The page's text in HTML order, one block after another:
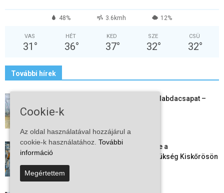
48% 3.6kmh 12%
VAS
31 °
HÉT
36°
KED
37°
SZE
32°
CSÜ
32°
További hírek
Megszűnt a kiskőrösi női kézilabdacsapat –
egy korszak ért véget
Aktuális állásajánlatok: ezekre a
munkavállalókra van most szükség Kiskőrösön
és a...
2026-08-07
Cookie-k
Az oldal használatával hozzájárul a
cookie-k használatához. További
információ
Megértettem